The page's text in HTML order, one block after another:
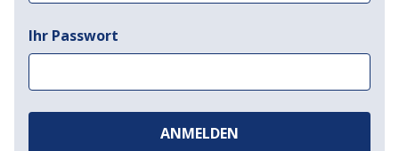
Ihr Passwort
ANMELDEN